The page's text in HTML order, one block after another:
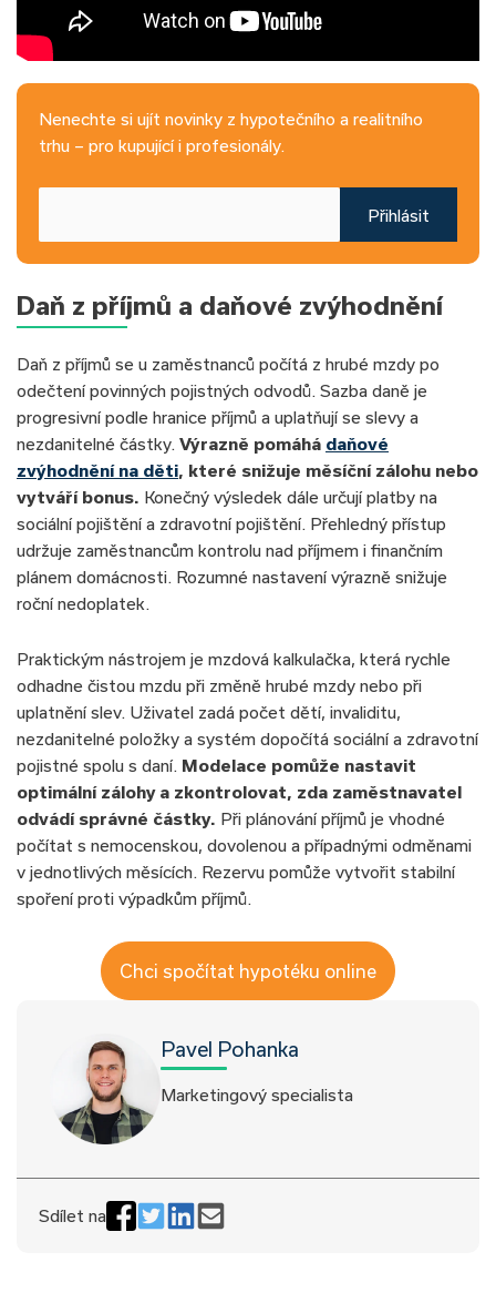
Nenechte si ujít novinky z hypotečního a realitního
trhu – pro kupující i profesionály.
Přihlásit
Daň z příjmů a daňové zvýhodnění
Daň z příjmů se u zaměstnanců počítá z hrubé mzdy po
odečtení povinných pojistných odvodů. Sazba daně je
progresivní podle hranice příjmů a uplatňují se slevy a
nezdanitelné částky. Výrazně pomáhá daňové
zvýhodnění na děti, které snižuje měsíční zálohu nebo
vytváří bonus. Konečný výsledek dále určují platby na
sociální pojištění a zdravotní pojištění. Přehledný přístup
udržuje zaměstnancům kontrolu nad příjmem i finančním
plánem domácnosti. Rozumné nastavení výrazně snižuje
roční nedoplatek.
Praktickým nástrojem je mzdová kalkulačka, která rychle
odhadne čistou mzdu při změně hrubé mzdy nebo při
uplatnění slev. Uživatel zadá počet dětí, invaliditu,
nezdanitelné položky a systém dopočítá sociální a zdravotní
pojistné spolu s daní. Modelace pomůže nastavit
optimální zálohy a zkontrolovat, zda zaměstnavatel
odvádí správné částky. Při plánování příjmů je vhodné
počítat s nemocenskou, dovolenou a případnými odměnami
v jednotlivých měsících. Rezervu pomůže vytvořit stabilní
spoření proti výpadkům příjmů.
Chci spočítat hypotéku online
Pavel Pohanka
Marketingový specialista
Sdílet na